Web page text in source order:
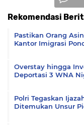
Rekomendasi
Pastikan Orang
Kantor Imigrasi
Overstay hingga
Deportasi 3 WNA
Polri Tegaskan
Ditemukan Unsur